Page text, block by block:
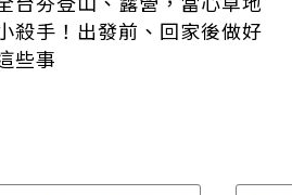
殺手！出發前、回家後做好
些事